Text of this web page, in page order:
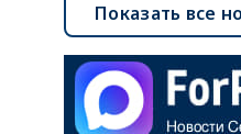
Показать все